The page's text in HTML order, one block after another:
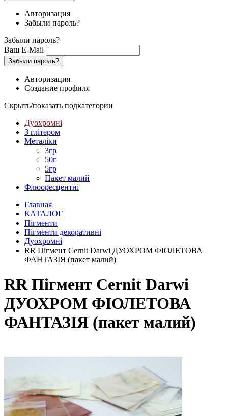
Авторизация
Забыли пароль?
Забыли пароль?
Ваш E-Mail
Забыли пароль?
Авторизация
Создание профиля
Скрыть/показать подкатегории
Дуохромні
З глітером
Металіки
3гр
50г
5гр
Пакет малий
Флюоресцентні
Главная
КАТАЛОГ
Пігменти
Пігменти декоративні
Дуохромні
RR Пігмент Cernit Darwi ДУОХРОМ ФІОЛЕТОВА
ФАНТАЗІЯ (пакет малий)
RR Пігмент Cernit Darwi
ДУОХРОМ ФІОЛЕТОВА
ФАНТАЗІЯ (пакет малий)